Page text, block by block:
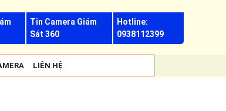
Tin Camera Giám
Sát 360
Hotline:
0938112399
LIÊN HỆ